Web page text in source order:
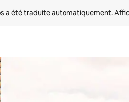
a été traduite automatiquement.